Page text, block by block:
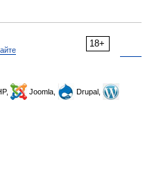
18+
Joomla,
Drupal,